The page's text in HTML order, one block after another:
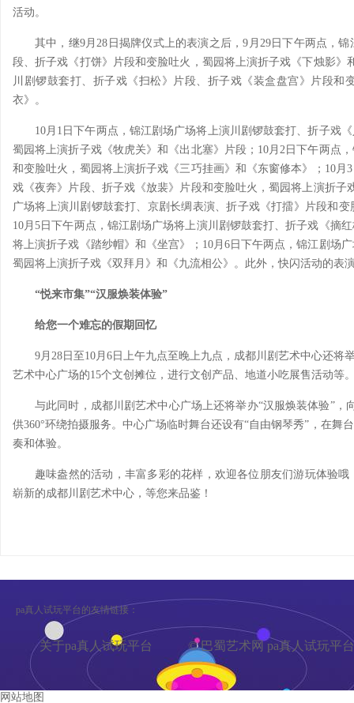
活动。
其中，继9月28日揭牌仪式上的表演之后，9月29日下午两点，
段、折子戏《打饼》片段和变脸吐火，蜀园将上演折子戏《下烛影
川剧锣鼓套打、折子戏《扫松》片段、折子戏《装盒盘宫》片段和
衣》。
10月1日下午两点，锦江剧场广场将上演川剧锣鼓套打、折子戏
蜀园将上演折子戏《牧虎关》和《出北塞》片段；10月2日下午两点
和变脸吐火，蜀园将上演折子戏《三巧挂画》和《东窗修本》；10
戏《夜奔》片段、折子戏《放裴》片段和变脸吐火，蜀园将上演折
广场将上演川剧锣鼓套打、京剧长绸表演、折子戏《打擂》片段和
10月5日下午两点，锦江剧场广场将上演川剧锣鼓套打、折子戏《摘
将上演折子戏《踏纱帽》和《坐宫》；10月6日下午两点，锦江剧场
蜀园将上演折子戏《双拜月》和《九流相公》。此外，快闪活动的表
“悦来市集”“汉服焕装体验”
给您一个难忘的假期回忆
9月28日至10月6日上午九点至晚上九点，成都川剧艺术中心还将
艺术中心广场的15个文创摊位，进行文创产品、地道小吃展售活动等
与此同时，成都川剧艺术中心广场上还将举办“汉服焕装体验”
供360°环绕拍摄服务。中心广场临时舞台还设有“自由钢琴秀”，在舞
奏和体验。
趣味盎然的活动，丰富多彩的花样，欢迎各位朋友们游玩体验
崭新的成都川剧艺术中心，等您来品鉴！
pa真人试玩平台的友情链接：
关于pa真人试玩平台 © 巴蜀艺术网 pa真人试玩平
网站地图